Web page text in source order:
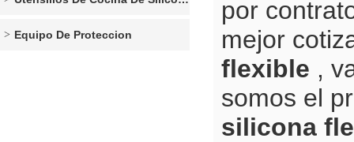
Equipo De Proteccion
por
mejor
flexible ,
somos el
silicona